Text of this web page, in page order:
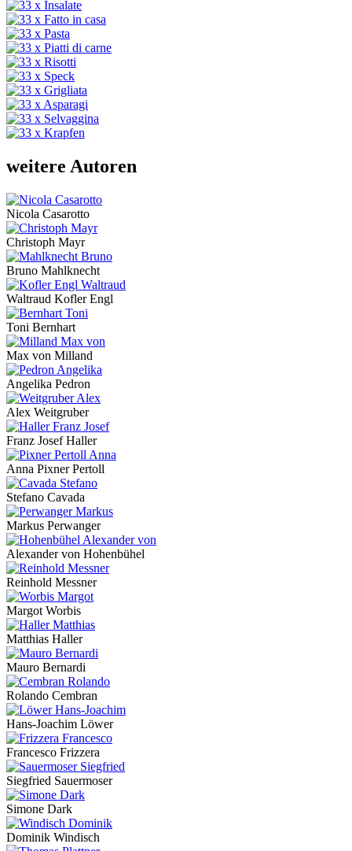
weitere Autoren
Nicola Casarotto
Christoph Mayr
Bruno Mahlknecht
Waltraud Kofler Engl
Toni Bernhart
Max von Milland
Angelika Pedron
Alex Weitgruber
Franz Josef Haller
Anna Pixner Pertoll
Stefano Cavada
Markus Perwanger
Alexander von Hohenbühel
Reinhold Messner
Margot Worbis
Matthias Haller
Mauro Bernardi
Rolando Cembran
Hans-Joachim Löwer
Francesco Frizzera
Siegfried Sauermoser
Simone Dark
Dominik Windisch